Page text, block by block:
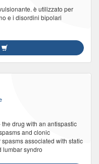
è utilizzato per
e i disordini bipolari
drug with an antispastic
and clonic
associated with static
lumbar syndro